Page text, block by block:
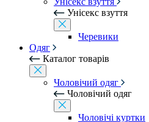
Унісекс взуття
Черевики
Одяг
Каталог товарів
Чоловічий одяг
Чоловічий одяг
Чоловічі куртки